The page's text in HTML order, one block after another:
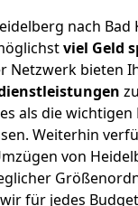
nach
viel Geld
Netzwerk bieten
als die
Weiterhin
von
für jedes